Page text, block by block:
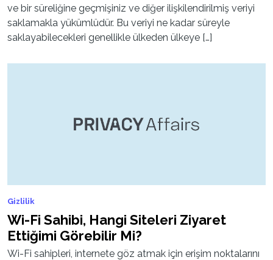
ve bir süreliğine geçmişiniz ve diğer ilişkilendirilmiş veriyi
saklamakla yükümlüdür. Bu veriyi ne kadar süreyle
saklayabilecekleri genellikle ülkeden ülkeye […]
Gizlilik
Wi-Fi Sahibi, Hangi Siteleri Ziyaret
Ettiğimi Görebilir Mi?
Wi-Fi sahipleri, internete göz atmak için erişim noktalarını